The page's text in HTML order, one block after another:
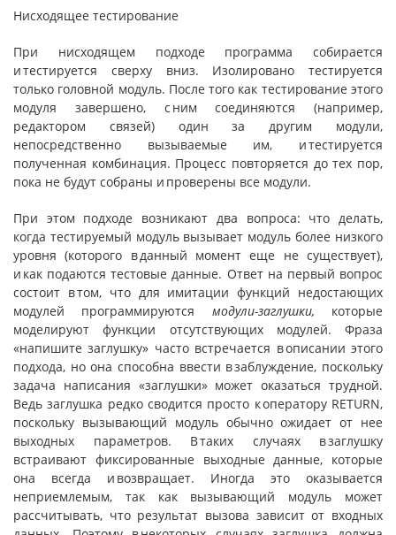
Нисходящее тестирование
При нисходящем подходе программа собирается
и тестируется сверху вниз. Изолировано тестируется
только головной модуль. После того как тестирование этого
модуля завершено, с ним соединяются (например,
редактором связей) один за другим модули,
непосредственно вызываемые им, и тестируется
полученная комбинация. Процесс повторяется до тех пор,
пока не будут собраны и проверены все модули.
При этом подходе возникают два вопроса: что делать,
когда тестируемый модуль вызывает модуль более низкого
уровня (которого в данный момент еще не существует),
и как подаются тестовые данные. Ответ на первый вопрос
состоит в том, что для имитации функций недостающих
модулей программируются модули-заглушки, которые
моделируют функции отсутствующих модулей. Фраза
«напишите заглушку» часто встречается в описании этого
подхода, но она способна ввести в заблуждение, поскольку
задача написания «заглушки» может оказаться трудной.
Ведь заглушка редко сводится просто к оператору RETURN,
поскольку вызывающий модуль обычно ожидает от нее
выходных параметров. В таких случаях в заглушку
встраивают фиксированные выходные данные, которые
она всегда и возвращает. Иногда это оказывается
неприемлемым, так как вызывающий модуль может
рассчитывать, что результат вызова зависит от входных